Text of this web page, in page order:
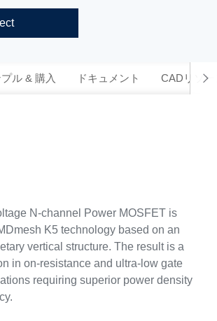
ル & 購入 ドキュメント CADリソー
N-channel Power MOSFET is
K5 technology based on an
vertical structure. The result is a
in on-resistance and ultra-low gate
requiring superior power density